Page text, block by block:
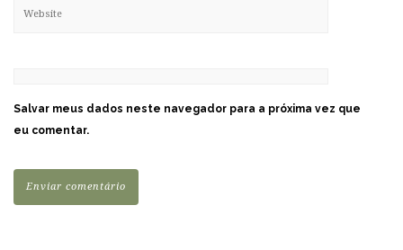
Salvar meus dados neste navegador para a próxima vez que
eu comentar.